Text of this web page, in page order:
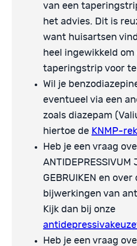
van een
het advies. Dit is
want huisartsen
heel ingewikkeld om
taperingstrip voor
Wil je
eventueel via een
zoals diazepam
hiertoe de KNMP-
Heb je een vraag
ANTIDEPRESSIVUM
GEBRUIKEN en over
bijwerkingen van
Kijk dan bij onze
Heb je een vraag